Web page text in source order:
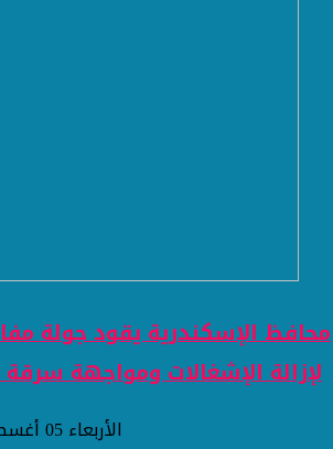
محافظ الإسكندرية يقود جولة
لإزالة الإشغالات ومواجهة سرقة
الأربعاء 05 أغسطس 2026 04:39 مساءً